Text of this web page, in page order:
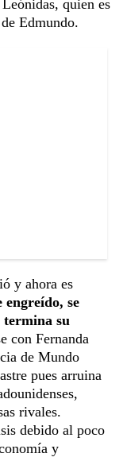
quien es
Edmundo.
y ahora es
engreído, se
termina su
con Fernanda
de Mundo
pues arruina
rivales.
debido al poco
y